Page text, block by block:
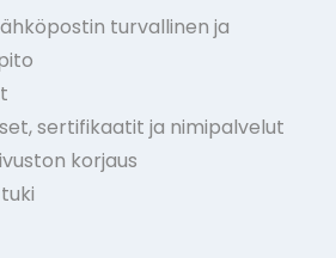
turvallinen ja
sertifikaatit ja nimipalvelut
korjaus